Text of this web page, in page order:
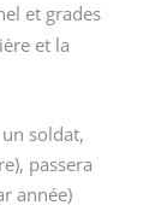
et grades
et la
soldat,
passera
année)